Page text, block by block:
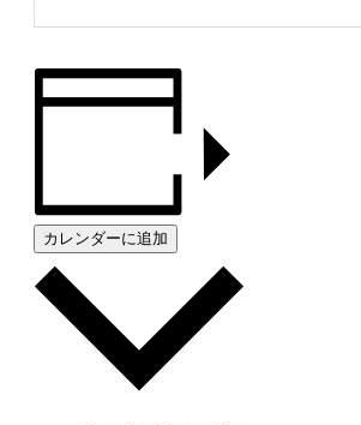
カレンダーに追加